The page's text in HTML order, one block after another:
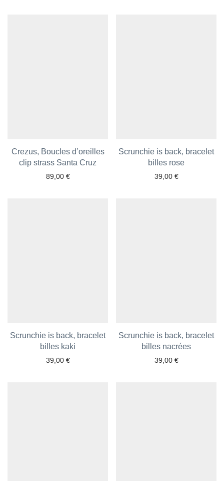
Crezus, Boucles d’oreilles
clip strass Santa Cruz
89,00 €
Ajouter aux favoris
Scrunchie is back, bracelet
billes rose
39,00 €
Ajouter aux favoris
Scrunchie is back, bracelet
billes kaki
39,00 €
Ajouter aux favoris
Scrunchie is back, bracelet
billes nacrées
39,00 €
Ajouter aux favoris